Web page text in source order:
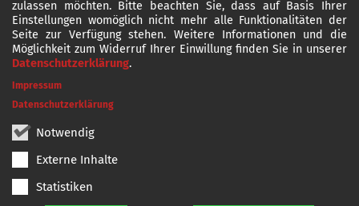
zulassen möchten. Bitte beachten Sie, dass auf Basis Ihrer
Einstellungen womöglich nicht mehr alle Funktionalitäten der
Seite zur Verfügung stehen. Weitere Informationen und die
Möglichkeit zum Widerruf Ihrer Einwillung finden Sie in unserer
Datenschutzerklärung.
Notwendig
Externe Inhalte
Statistiken
Impressum
Datenschutzerklärung